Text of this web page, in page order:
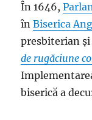
În 1646,
înBiserica
presbiterian
de rugăciune
biserică a